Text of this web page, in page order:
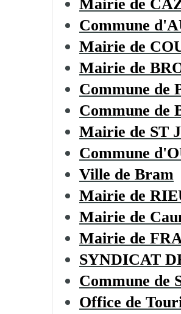
Mairie de
Commune
Mairie de
Mairie de
Commune de
Commune de
Mairie de ST
Commune
Ville de Bram
Mairie de
Mairie de
Mairie de
SYNDICAT
Commune de
Office de